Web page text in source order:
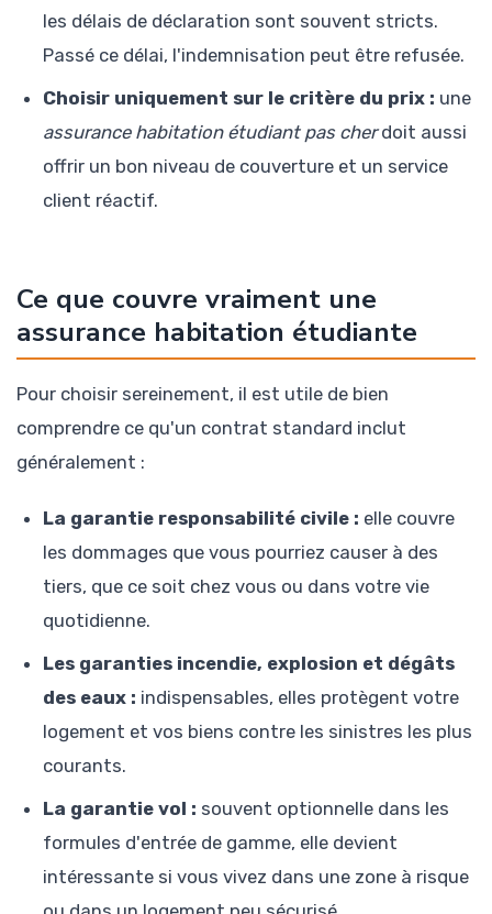
les délais de déclaration sont souvent stricts.
Passé ce délai, l'indemnisation peut être refusée.
Choisir uniquement sur le critère du prix : une
assurance habitation étudiant pas cherdoit aussi
offrir un bon niveau de couverture et un service
client réactif.
Ce que couvre vraiment une
assurance habitation étudiante
Pour choisir sereinement, il est utile de bien
comprendre ce qu'un contrat standard inclut
généralement :
La garantie responsabilité civile : elle couvre
les dommages que vous pourriez causer à des
tiers, que ce soit chez vous ou dans votre vie
quotidienne.
Les garanties incendie, explosion et dégâts
des eaux : indispensables, elles protègent votre
logement et vos biens contre les sinistres les plus
courants.
La garantie vol : souvent optionnelle dans les
formules d'entrée de gamme, elle devient
intéressante si vous vivez dans une zone à risque